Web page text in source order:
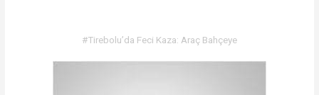
#Tirebolu’da Feci Kaza: Araç Bahçeye